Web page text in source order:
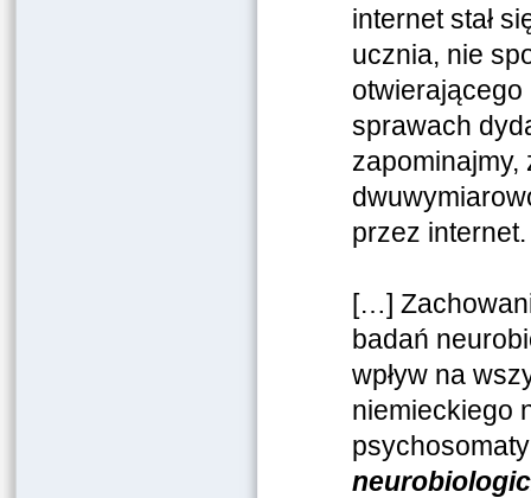
internet stał
ucznia, nie
sprawach
zapominajmy,
przez internet.
[…]
badań
wpływ na
niemieckiego